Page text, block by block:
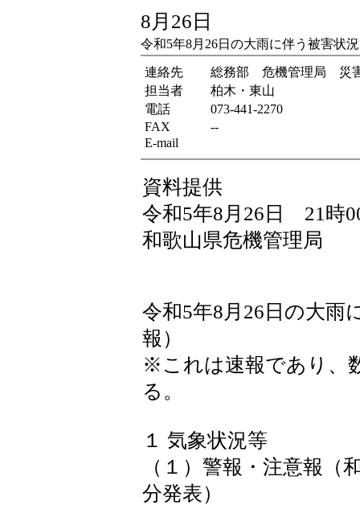
8月26日
令和5年8月26日の大雨に伴う被害状
連絡先
総務部 危機管理局 災
担当者
柏木・東山
電話
073-441-2270
FAX
--
E-mail
資料提供
令和5年8月26日 21時
和歌山県危機管理局
令和5年8月26日の大雨
報）
※これは速報であり、
る。
１ 気象状況等
（１）警報・注意報
分発表）